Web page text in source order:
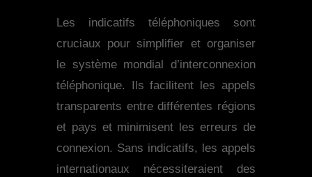
Les indicatifs téléphoniques sont
cruciaux pour simplifier et organiser
le système mondial d’interconnexion
téléphonique. Ils facilitent les appels
transparents entre différentes régions
et pays et minimisent les erreurs de
connexion. Sans indicatifs, les appels
internationaux nécessiteraient des